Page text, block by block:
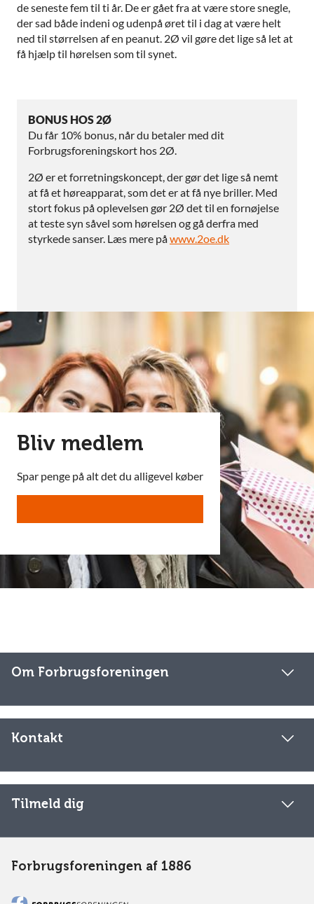
de seneste fem til ti år. De er gået fra at være store snegle,
der sad både indeni og udenpå øret til i dag at være helt
ned til størrelsen af en peanut. 2Ø vil gøre det lige så let at
få hjælp til hørelsen som til synet.
BONUS HOS 2Ø
Du får 10% bonus, når du betaler med dit
Forbrugsforeningskort hos 2Ø.
2Ø er et forretningskoncept, der gør det lige så nemt
at få et høreapparat, som det er at få nye briller. Med
stort fokus på oplevelsen gør 2Ø det til en fornøjelse
at teste syn såvel som hørelsen og gå derfra med
styrkede sanser. Læs mere påwww.2oe.dk
Bliv medlem
Spar penge på alt det du alligevel køber
Om Forbrugsforeningen
Kontakt
Tilmeld dig
Forbrugsforeningen af 1886